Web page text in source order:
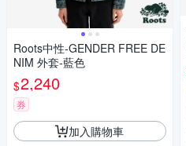
Roots中性-GENDER FREE DE
NIM 外套-藍色
$2,240
券
加入購物車